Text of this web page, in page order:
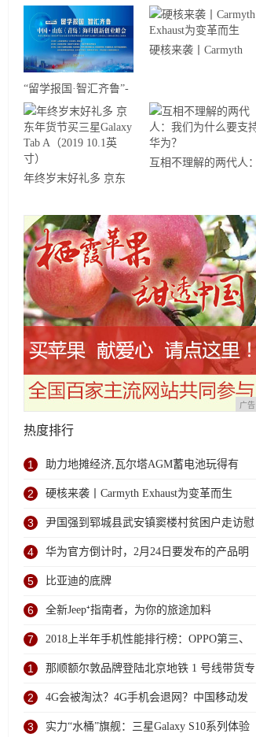
“留学报国·智汇齐鲁”-
海归创新创业峰会在青
岛召开
硬核来袭丨Carmyth
年终岁末好礼多 京东
Tab A（2019 10.1英
寸）
互相不理解的两代人：
广告
热度排行
1 助力地摊经济,瓦尔塔AGM蓄电池玩得有
“声”有“色”!
2 硬核来袭丨Carmyth Exhaust为变革而生
3 尹国强到郓城县武安镇窦楼村贫困户走访慰
问
4 华为官方倒计时，2月24日要发布的产品明
朗了，花粉期待的都来了
5 比亚迪的底牌
6 全新Jeep⁺指南者，为你的旅途加料
7 2018上半年手机性能排行榜：OPPO第三、
华为第九、第一名当之无愧
1 那顺额尔敦品牌登陆北京地铁 1 号线带货专
列
2 4G会被淘汰？4G手机会退网？中国移动发
话了
3 实力“水桶”旗舰：三星Galaxy S10系列体验